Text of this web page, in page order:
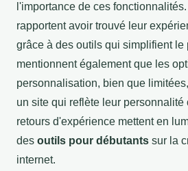
l'importance de ces
rapportent avoir trouvé leur
grâce à des outils qui simplifient le
mentionnent également que les
personnalisation, bien que
un site qui reflète leur personnalité
retours d'expérience mettent en
des outils pour débutants sur la
internet.